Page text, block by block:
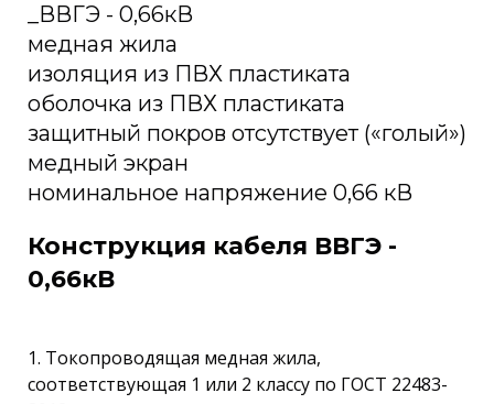
_ВВГЭ - 0,66кВ
медная жила
изоляция из ПВХ пластиката
оболочка из ПВХ пластиката
защитный покров отсутствует («голый»)
медный экран
номинальное напряжение 0,66 кВ
Конструкция кабеля ВВГЭ -
0,66кВ
1. Токопроводящая медная жила,
соответствующая 1 или 2 классу по ГОСТ 22483-